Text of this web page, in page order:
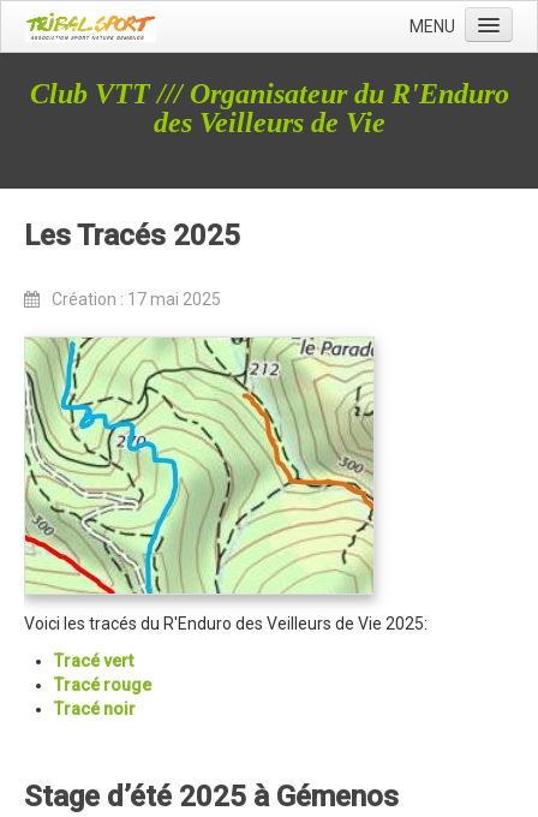
MENU
Qui sommes nous ?
Le Team Tribal
Consulter les archives
Dans la presse
Le Club VTT
Blog du Club
Présentation
Trips Enduro
Stages Perfectionnement
Séminaires Entreprises
S'inscrire aux Cours...
La page Instagram du club...
Club VTT /// Organisateur du R'Enduro
des Veilleurs de Vie
Les Tracés 2025
Création : 17 mai 2025
Voici les tracés du R'Enduro des Veilleurs de Vie 2025:
Tracé vert
Tracé rouge
Tracé noir
Stage d’été 2025 à Gémenos